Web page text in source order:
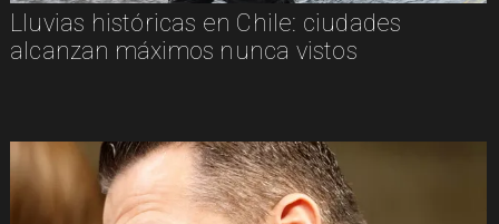
Lluvias históricas en Chile: ciudades
alcanzan máximos nunca vistos